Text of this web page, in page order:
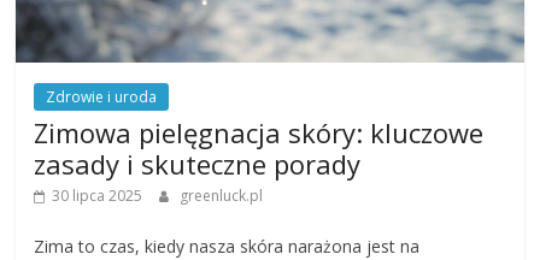
Zdrowie i uroda
Zimowa pielęgnacja skóry: kluczowe
zasady i skuteczne porady
30 lipca 2025 greenluck.pl
Zima to czas, kiedy nasza skóra narażona jest na